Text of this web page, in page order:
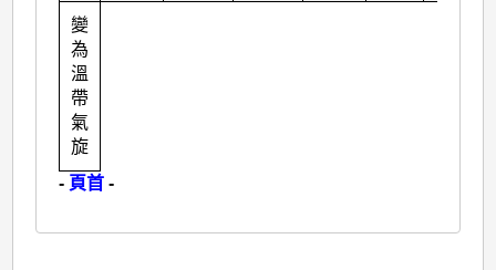
變
為
溫
帶
氣
旋
- 頁首 -